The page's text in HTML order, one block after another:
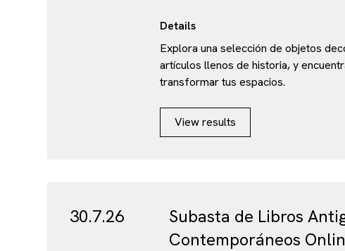
Details
Explora una selección de objetos
artículos llenos de historia, y
transformar tus espacios.
View results
30.7.26
Subasta de Libros
Contemporáneos